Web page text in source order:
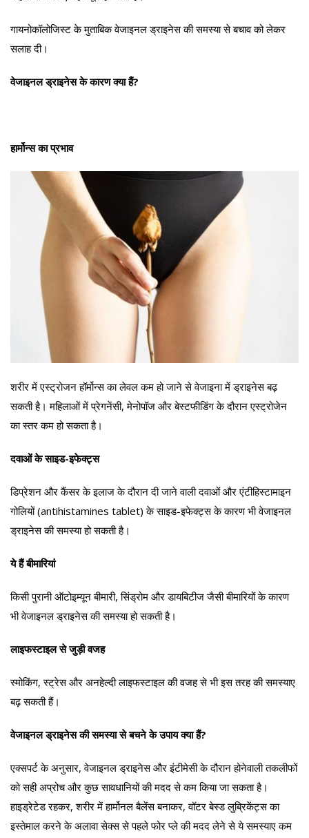
गायनोकॉलोजिस्ट के मुताबिक वेजाइनल ड्राइनेस की समस्या से बचाव को लेकर
सलाह दी।
वेजाइनल ड्राइनेस के कारण क्या हैं?
हार्मोन्स का प्रभाव
शरीर में एस्ट्रोजन हॉर्मोन्स का लेवल कम हो जाने से वेजाइना में ड्राइनेस बढ़
सकती है। महिलाओं में प्रेगनेंसी, मेनोपॉज और बेस्टफीडिंग के दौरान एस्ट्रोजेन
का स्तर कम हो सकता है।
दवाओं के साइड-इफेक्ट्स
डिप्रेशन और कैंसर के इलाज के दौरान दी जाने वाली दवाओं और एंटीहिस्टामाइन
गोलियों (antihistamines tablet) के साइड-इफेक्ट्स के कारण भी वेजाइनल
ड्राइनेस की समस्या हो सकती है।
ये हैं बीमारियां
किसी पुरानी ऑटोइम्यून बीमारी, सिंड्रोम और डायबिटीज जैसी बीमारियों के कारण
भी वेजाइनल ड्राइनेस की समस्या हो सकती है।
लाइफस्टाइल से जुड़ी वजह
स्मोकिंग, स्ट्रेस और अनहेल्दी लाइफस्टाइल की वजह से भी इस तरह की समस्याए
बढ़ सकती हैं।
वेजाइनल ड्राइनेस की समस्या से बचने के उपाय क्या हैं?
एक्सपर्ट के अनुसार, वेजाइनल ड्राइनेस और इंटीमेसी के दौरान होनेवाली तकलीफों
को सही अप्रोच और कुछ सावधानियों की मदद से कम किया जा सकता है।
हाइड्रेटेड रहकर, शरीर में हार्मोनल बैलेंस बनाकर, वॉटर बेस्ड लुब्रिकेंट्स का
इस्तेमाल करने के अलावा सेक्स से पहले फोर प्ले की मदद लेने से ये समस्याए कम